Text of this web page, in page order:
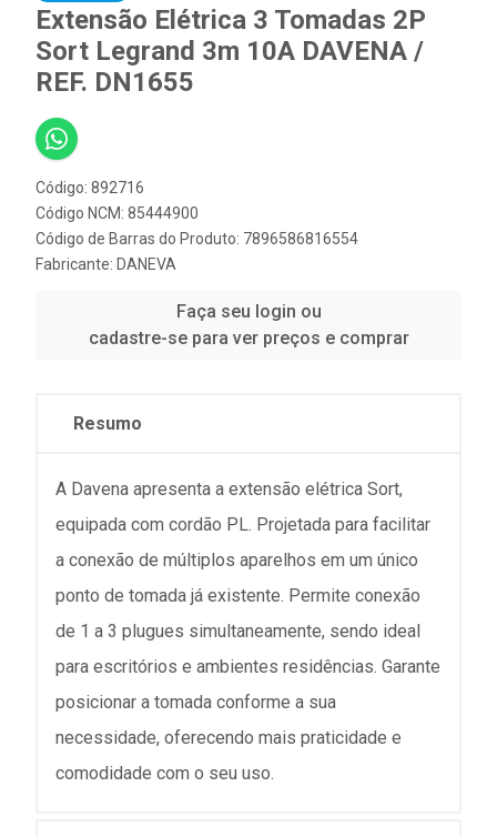
Extensão Elétrica 3 Tomadas 2P
Sort Legrand 3m 10A DAVENA /
REF. DN1655
Código: 892716
Código NCM: 85444900
Código de Barras do Produto: 7896586816554
Fabricante: DANEVA
Faça seu login ou
cadastre-se para ver preços e comprar
Resumo
A Davena apresenta a extensão elétrica Sort,
equipada com cordão PL. Projetada para facilitar
a conexão de múltiplos aparelhos em um único
ponto de tomada já existente. Permite conexão
de 1 a 3 plugues simultaneamente, sendo ideal
para escritórios e ambientes residências. Garante
posicionar a tomada conforme a sua
necessidade, oferecendo mais praticidade e
comodidade com o seu uso.